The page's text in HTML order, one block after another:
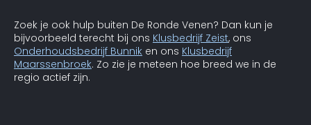
Zoek je ook hulp buiten De Ronde Venen? Dan kun je
bijvoorbeeld terecht bij ons Klusbedrijf Zeist, ons
Onderhoudsbedrijf Bunnik en ons Klusbedrijf
Maarssenbroek. Zo zie je meteen hoe breed we in de
regio actief zijn.